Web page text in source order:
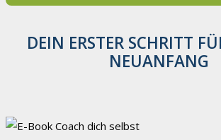
DEIN ERSTER SCHRITT
NEUANFANG